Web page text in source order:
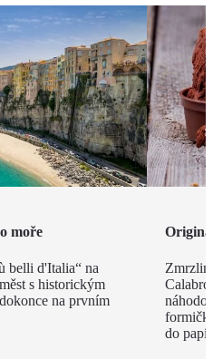
moře
belli d'Italia“ na
s historickým
na prvním
do